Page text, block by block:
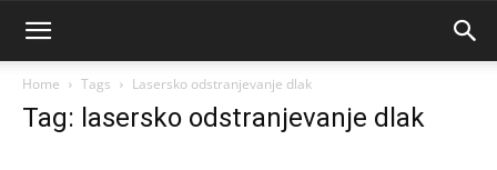
Home Tags Lasersko odstranjevanje dlak
Tag: lasersko odstranjevanje dlak